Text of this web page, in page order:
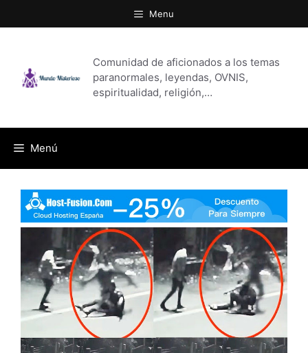
al
Menu
Comunidad de aficionados a los temas
paranormales, leyendas, OVNIS,
espiritualidad, religión,…
Menú